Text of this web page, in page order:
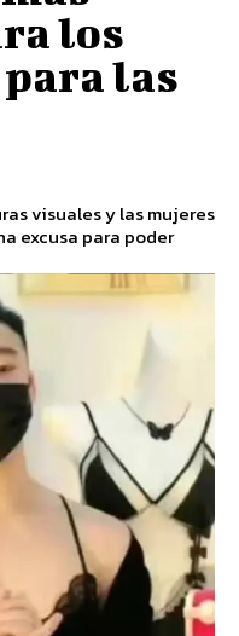
los
las
visuales y las mujeres
excusa para poder